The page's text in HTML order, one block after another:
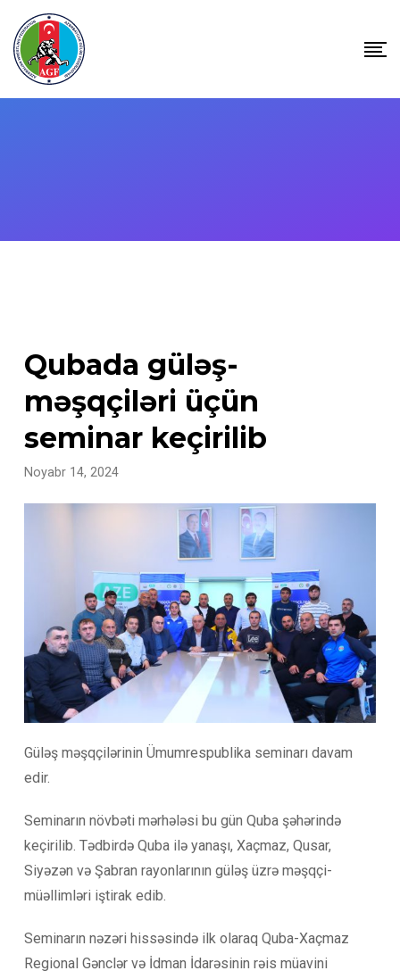
content
Qubada güləş-
məşqçiləri üçün
seminar keçirilib
Noyabr 14, 2024
Güləş məşqçilərinin Ümumrespublika seminarı davam
edir.
Seminarın növbəti mərhələsi bu gün Quba şəhərində
keçirilib. Tədbirdə Quba ilə yanaşı, Xaçmaz, Qusar,
Siyəzən və Şabran rayonlarının güləş üzrə məşqçi-
müəllimləri iştirak edib.
Seminarın nəzəri hissəsində ilk olaraq Quba-Xaçmaz
Regional Gənclər və İdman İdarəsinin rəis müavini